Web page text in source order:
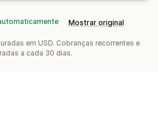
Mostrar original
em USD. Cobranças recorrentes e
a cada 30 dias.